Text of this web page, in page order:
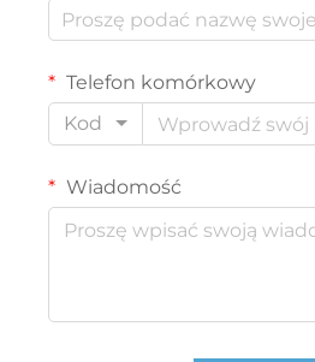
Telefon komórkowy
Kod
Wiadomość